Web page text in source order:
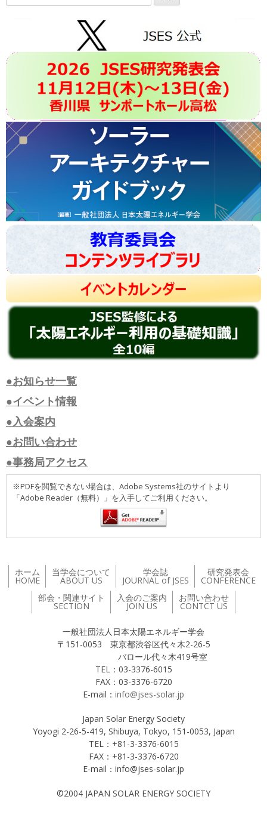
索:
●お知らせ一覧
●イベント情報
●入会案内
●お問い合わせ
●事務局アクセス
※PDFを閲覧できない場合は、Adobe Systems社のサイトより
「Adobe Reader（無料）」を入手してご利用ください。
ホーム
HOME
当学会について
ABOUT US
学会誌
JOURNAL of JSES
研究発表会
CONFERENCE
部会・関連サイト
SECTION
入会のご案内
JOIN US
お問い合わせ
CONTCT US
一般社団法人日本太陽エネルギー学会
〒151-0053 東京都渋谷区代々木2-26-5
バロール代々木419号室
TEL：03-3376-6015
FAX：03-3376-6720
E-mail： info@jses-solar.jp
Japan Solar Energy Society
Yoyogi 2-26-5-419, Shibuya, Tokyo, 151-0053, Japan
TEL：+81-3-3376-6015
FAX：+81-3-3376-6720
E-mail：info@jses-solar.jp
©2004 JAPAN SOLAR ENERGY SOCIETY